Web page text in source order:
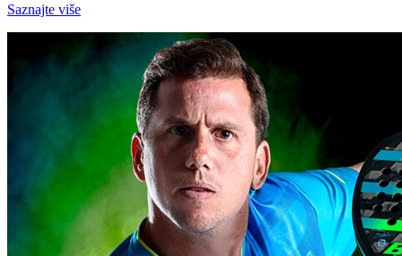
Saznajte više